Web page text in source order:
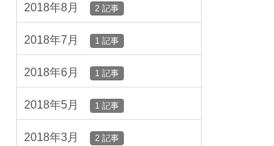
2018年8月 2 記事
2018年7月 1 記事
2018年6月 1 記事
2018年5月 1 記事
2018年3月 2 記事